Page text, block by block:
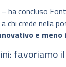
– ha concluso
chi crede nella
e meno
favoriamo